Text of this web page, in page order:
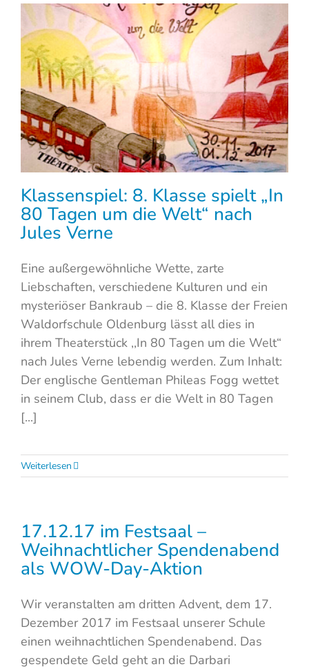
Klassenspiel: 8. Klasse spielt „In
80 Tagen um die Welt“ nach
Jules Verne
Eine außergewöhnliche Wette, zarte
Liebschaften, verschiedene Kulturen und ein
mysteriöser Bankraub – die 8. Klasse der Freien
Waldorfschule Oldenburg lässt all dies in
ihrem Theaterstück ,,In 80 Tagen um die Welt“
nach Jules Verne lebendig werden. Zum Inhalt:
Der englische Gentleman Phileas Fogg wettet
in seinem Club, dass er die Welt in 80 Tagen
[...]
Weiterlesen
17.12.17 im Festsaal –
Weihnachtlicher Spendenabend
als WOW-Day-Aktion
Wir veranstalten am dritten Advent, dem 17.
Dezember 2017 im Festsaal unserer Schule
einen weihnachtlichen Spendenabend. Das
gespendete Geld geht an die Darbari